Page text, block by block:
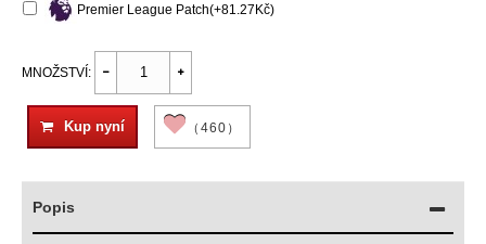
Premier League Patch(+81.27Kč)
MNOŽSTVÍ:
Kup nyní （460）
Popis